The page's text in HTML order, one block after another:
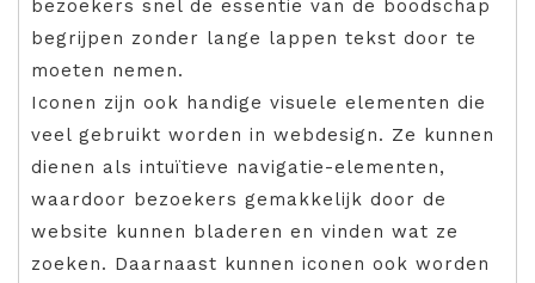
bezoekers snel de essentie van de boodschap
begrijpen zonder lange lappen tekst door te
moeten nemen.
Iconen zijn ook handige visuele elementen die
veel gebruikt worden in webdesign. Ze kunnen
dienen als intuïtieve navigatie-elementen,
waardoor bezoekers gemakkelijk door de
website kunnen bladeren en vinden wat ze
zoeken. Daarnaast kunnen iconen ook worden